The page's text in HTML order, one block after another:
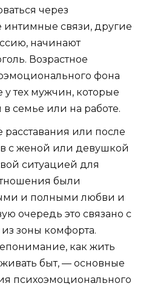
через
связи, другие
начинают
Возрастное
фона
у тех мужчин, которые
семье или на работе.
или после
с женой или девушкой
ситуацией для
были
и полными любви и
очередь это связано с
зоны комфорта.
как жить
быт, — основные
психоэмоционального